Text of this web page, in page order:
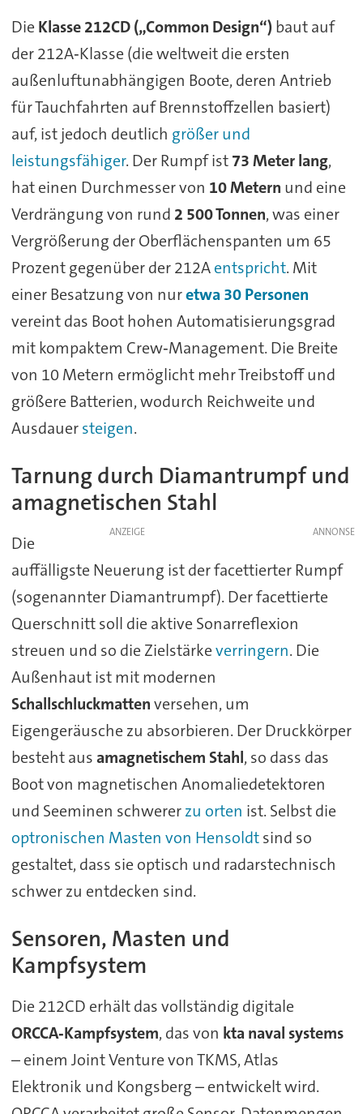
Die Klasse 212CD („Common Design“) baut auf
der 212A‑Klasse (die weltweit die ersten
außenluftunabhängigen Boote, deren Antrieb
für Tauchfahrten auf Brennstoffzellen basiert)
auf, ist jedoch deutlich größer und
leistungsfähiger. Der Rumpf ist73 Meter lang,
hat einen Durchmesser von 10 Metern und eine
Verdrängung von rund 2 500 Tonnen, was einer
Vergrößerung der Oberflächenspanten um 65
Prozent gegenüber der 212Aentspricht. Mit
einer Besatzung von nuretwa 30 Personen
vereint das Boot hohen Automatisierungsgrad
mit kompaktem Crew‑Management. Die Breite
von 10 Metern ermöglicht mehr Treibstoff und
größere Batterien, wodurch Reichweite und
Ausdauersteigen.
Tarnung durch Diamantrumpf und
amagnetischen Stahl
ANZEIGE
Die
auffälligste Neuerung ist der facettierter Rumpf
(sogenannter Diamantrumpf). Der facettierte
Querschnitt soll die aktive Sonarreflexion
streuen und so die Zielstärkeverringern. Die
Außenhaut ist mit modernen
Schallschluckmattenversehen, um
Eigengeräusche zu absorbieren. Der Druckkörper
besteht ausamagnetischem Stahl, so dass das
Boot von magnetischen Anomaliedetektoren
und Seeminen schwererzu orten ist. Selbst die
optronischen Masten von Hensoldtsind so
gestaltet, dass sie optisch und radarstechnisch
schwer zu entdecken sind.
Sensoren, Masten und
Kampfsystem
Die 212CD erhält das vollständig digitale
ORCCA‑Kampfsystem, das von kta naval systems
– einem Joint Venture von TKMS, Atlas
Elektronik und Kongsberg – entwickelt wird.